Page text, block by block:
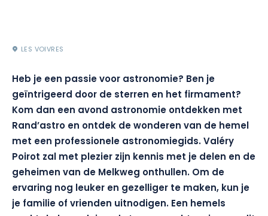
LES VOIVRES
Heb je een passie voor astronomie? Ben je
geïntrigeerd door de sterren en het firmament?
Kom dan een avond astronomie ontdekken met
Rand’astro en ontdek de wonderen van de hemel
met een professionele astronomiegids. Valéry
Poirot zal met plezier zijn kennis met je delen en de
geheimen van de Melkweg onthullen. Om de
ervaring nog leuker en gezelliger te maken, kun je
je familie of vrienden uitnodigen. Een hemels